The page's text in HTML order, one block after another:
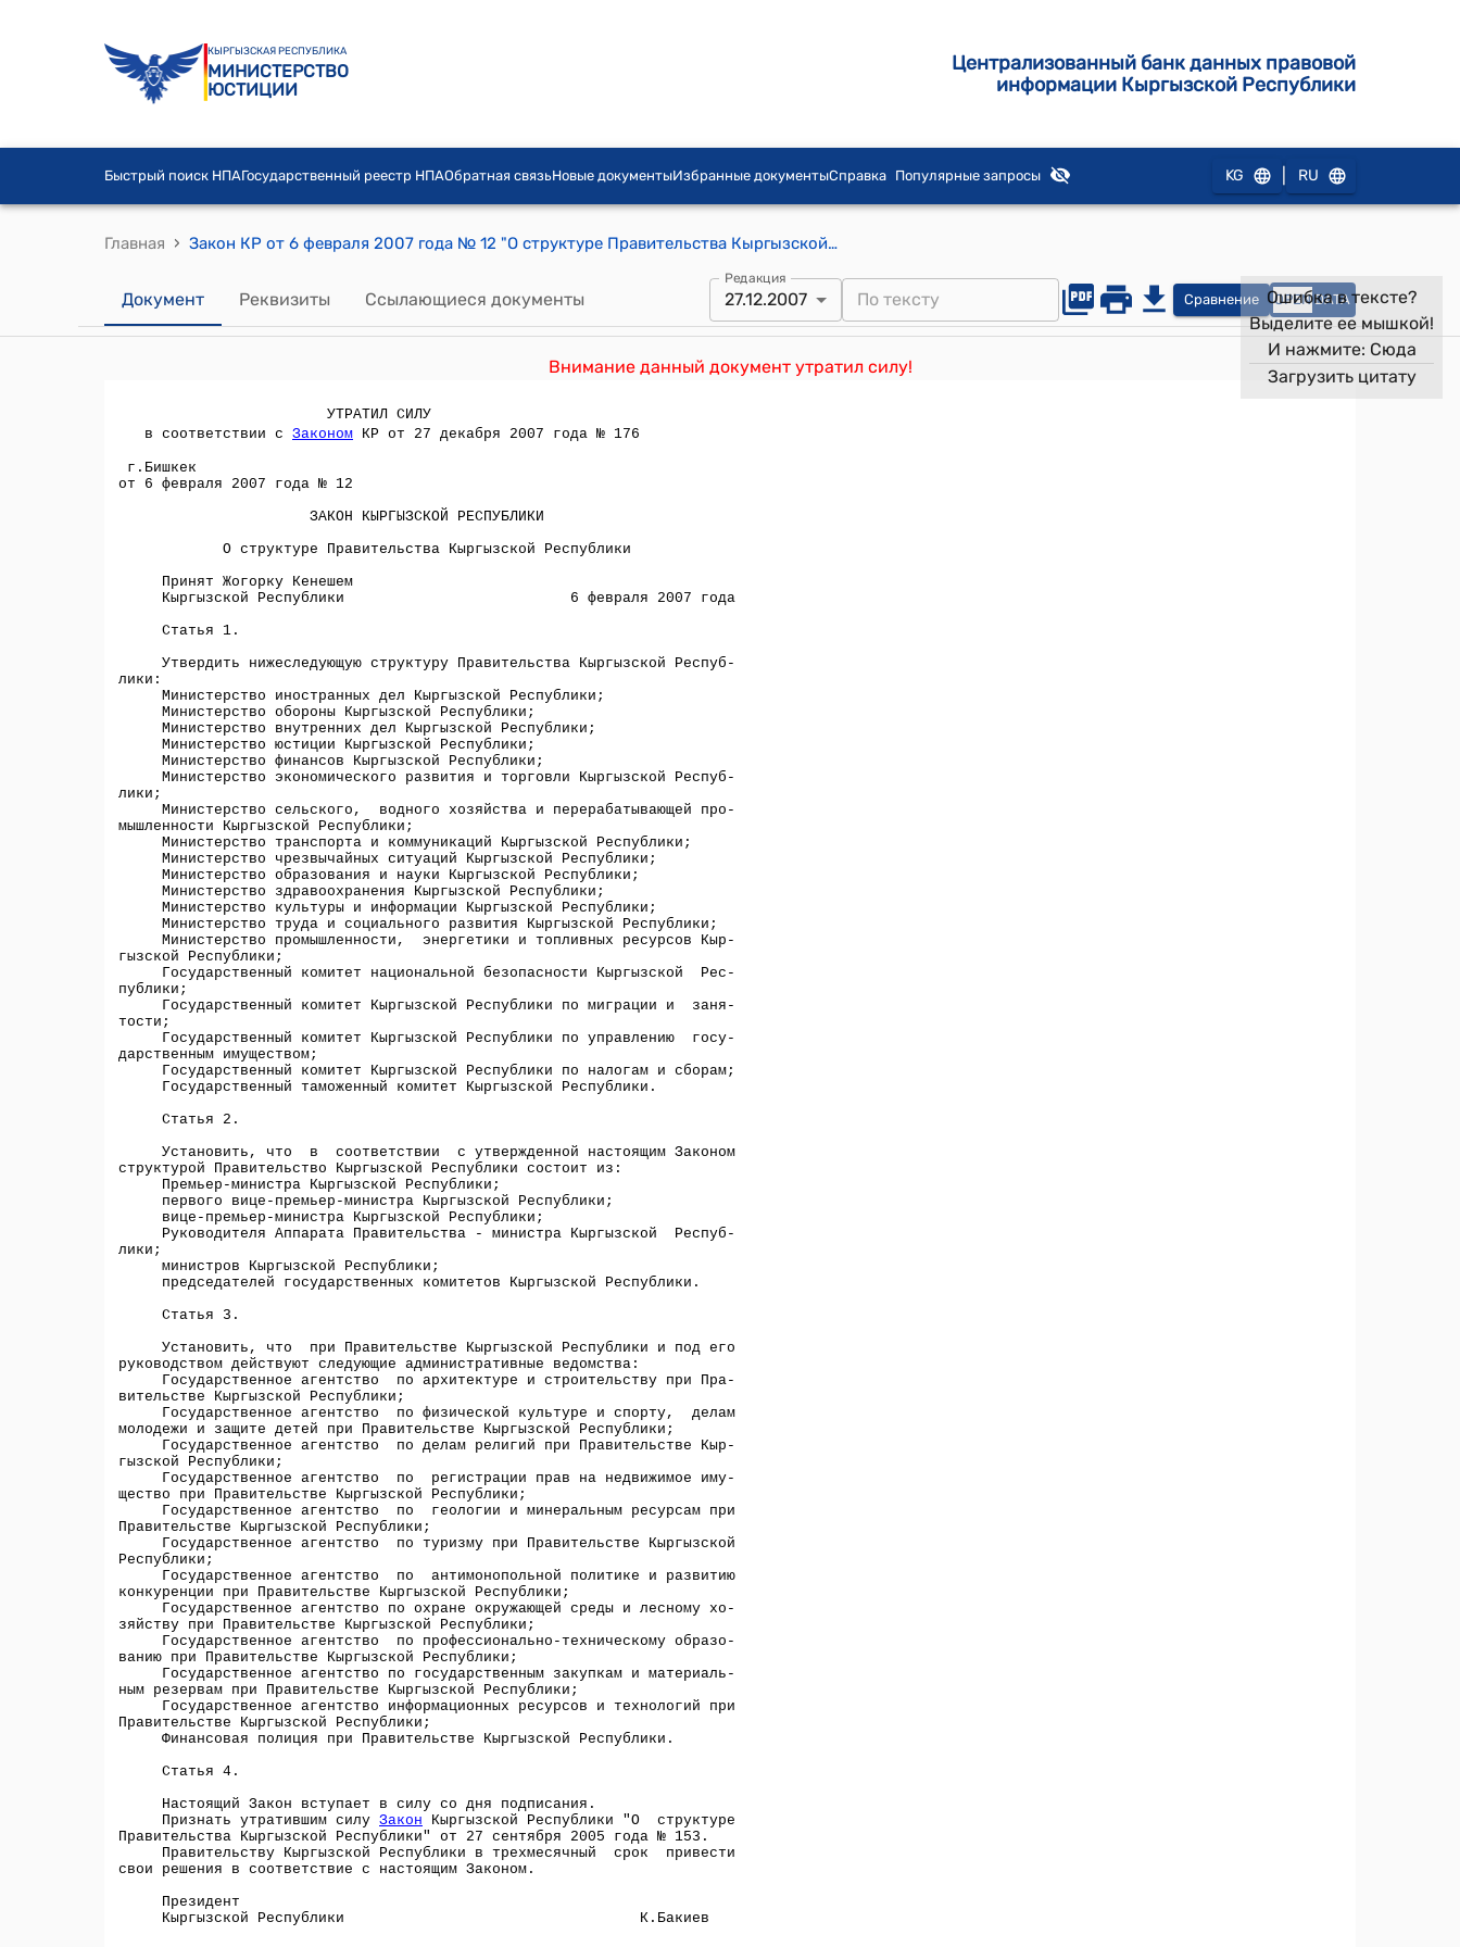
КЫРГЫЗСКАЯ РЕСПУБЛИКА
МИНИСТЕРСТВО
ЮСТИЦИИ
Централизованный банк данных правовой
информации Кыргызской Республики
Быстрый поиск НПАГосударственный реестр НПАОбратная связьНовые документыИзбранные документыСправка Популярные запросы KG RU
Главная › Закон КР от 6 февраля 2007 года № 12 "О структуре Правительства Кыргызской Республики"
Документ Реквизиты Ссылающиеся документы
Редакция
27.12.2007 Сравнение OPEN DATA
Внимание данный документ утратил силу!
Ошибка в тексте?
Выделите ее мышкой!
И нажмите: Сюда
Загрузить цитату